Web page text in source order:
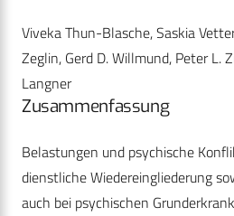
Viveka Thun-Blasche, Saskia
Zeglin, Gerd D. Willmund, Peter L.
Langner
Zusammenfassung
Belastungen und psychische
dienstliche Wiedereingliederung
auch bei psychischen